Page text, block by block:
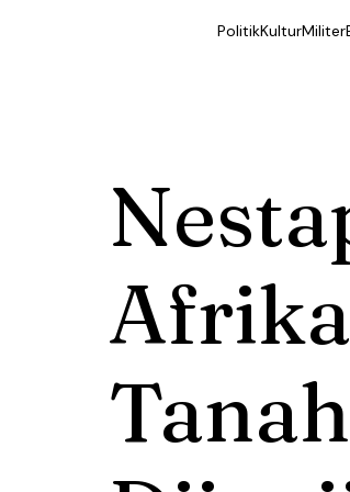
PolitikKulturMiliter